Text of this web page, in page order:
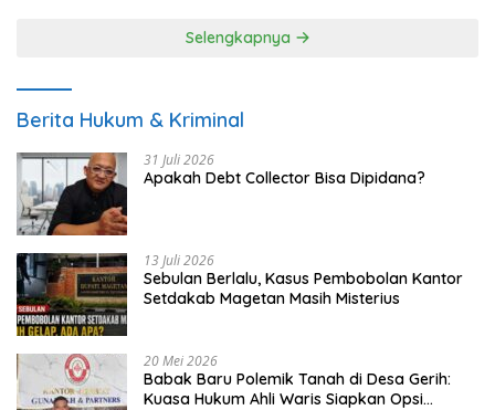
Selengkapnya
Berita Hukum & Kriminal
31 Juli 2026
Apakah Debt Collector Bisa Dipidana?
13 Juli 2026
Sebulan Berlalu, Kasus Pembobolan Kantor
Setdakab Magetan Masih Misterius
20 Mei 2026
Babak Baru Polemik Tanah di Desa Gerih:
Kuasa Hukum Ahli Waris Siapkan Opsi